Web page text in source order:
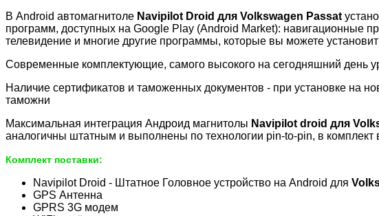
В Android автомагнитоле Navipilot Droid для Volkswagen Passat
программ, доступных на Google Play (Android Market): навигационные
телевидение и многие другие программы, которые вы можете
Современные комплектующие, самого высокого на сегодняшний день
Наличие сертификатов и таможенных документов - при установке на
таможни
Максимальная интеграция Андроид магнитолы Navipilot droid для
аналогичны штатным и выполнены по технологии pin-to-pin, в комплект
Комплект поставки:
Navipilot Droid - Штатное Головное устройство на Android для
GPS Антенна
GPRS 3G модем